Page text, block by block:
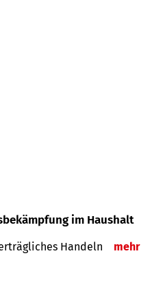
im Haushalt
Han­deln mehr